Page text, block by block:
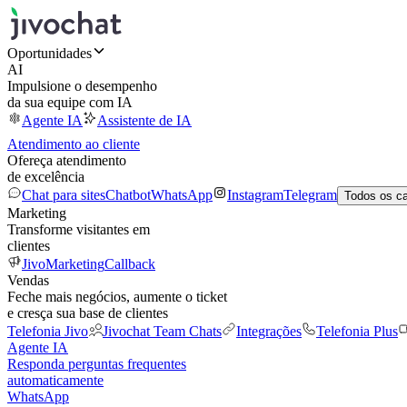
Oportunidades
AI
Impulsione o desempenho
da sua equipe com IA
Agente IA
Assistente de IA
Atendimento ao cliente
Ofereça atendimento
de excelência
Chat para sitesChatbotWhatsApp InstagramTelegram Todos os
Marketing
Transforme visitantes em
clientes
JivoMarketingCallback
Vendas
Feche mais negócios, aumente o ticket
e cresça sua base de clientes
Telefonia Jivo
Jivochat Team Chats Integrações Telefonia Plus
Agente IA
Responda perguntas frequentes
automaticamente
WhatsApp